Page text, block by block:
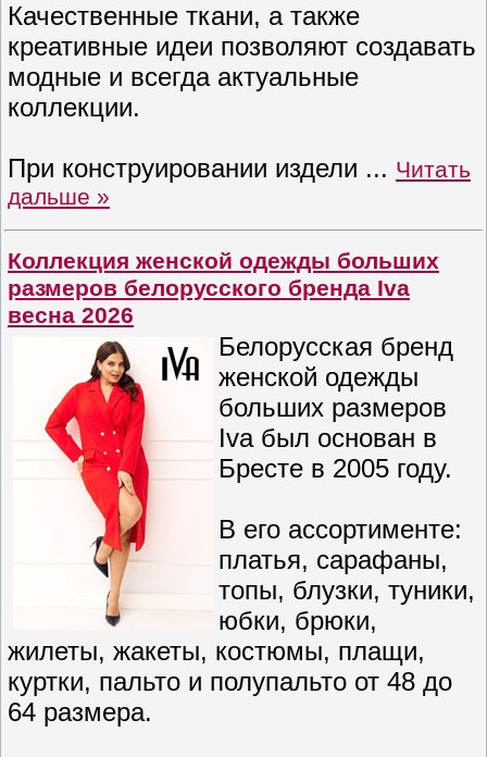
Качественные ткани, а также
креативные идеи позволяют создавать
модные и всегда актуальные
коллекции.
При конструировании издели ... Читать
дальше »
Коллекция женской одежды больших
размеров белорусского бренда Iva
весна 2026
Белорусская бренд
женской одежды
больших размеров
Iva был основан в
Бресте в 2005 году.
В его ассортименте:
платья, сарафаны,
топы, блузки, туники,
юбки, брюки,
жилеты, жакеты, костюмы, плащи,
куртки, пальто и полупальто от 48 до
64 размера.